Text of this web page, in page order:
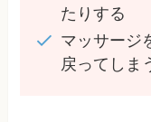
たりする
マッサージ
戻ってしま